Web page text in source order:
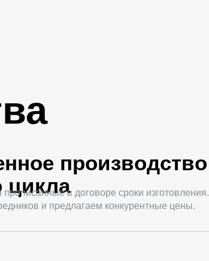
производство
циклав договоре сроки изготовления.
и предлагаем конкурентные цены.